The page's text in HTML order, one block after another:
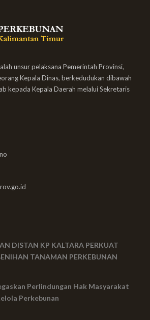
unsur pelaksana Pemerintah Provinsi,
Kepala Dinas, berkedudukan dibawah
kepada Kepala Daerah melalui Sekretaris
DISTAN KP KALTARA PERKUAT
TANAMAN PERKEBUNAN
Perlindungan Hak Masyarakat
Perkebunan